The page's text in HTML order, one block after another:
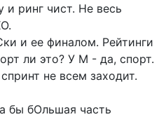
и ринг чист. Не весь
и ее финалом. Рейтинги
ли это? У М - да, спорт.
не всем заходит.
бы бОльшая часть